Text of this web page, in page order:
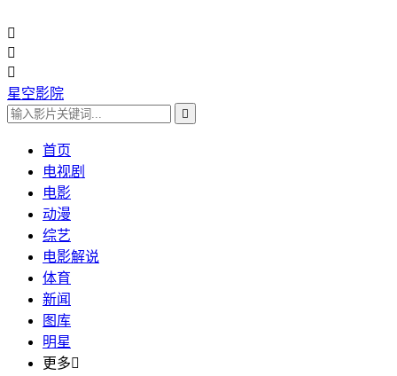



星空影院

首页
电视剧
电影
动漫
综艺
电影解说
体育
新闻
图库
明星
更多